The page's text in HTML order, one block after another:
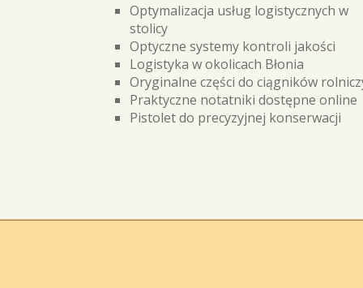
Optymalizacja usług logistycznych w
stolicy
Optyczne systemy kontroli jakości
Logistyka w okolicach Błonia
Oryginalne części do ciągników
Praktyczne notatniki dostępne online
Pistolet do precyzyjnej konserwacji